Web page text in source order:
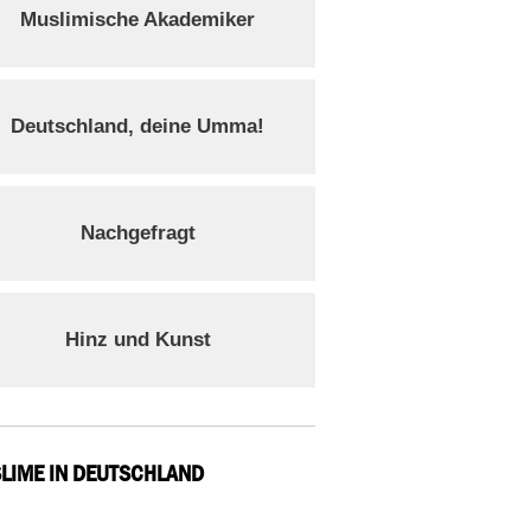
Muslimische Akademiker
Deutschland, deine Umma!
Nachgefragt
Hinz und Kunst
IN DEUTSCHLAND